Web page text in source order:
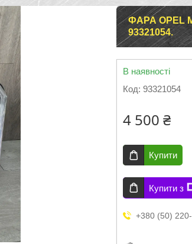
ФАРА OPEL
93321054.
В наявності
Код: 93321054
4 500 ₴
Купити
Купити з
+380 (50)